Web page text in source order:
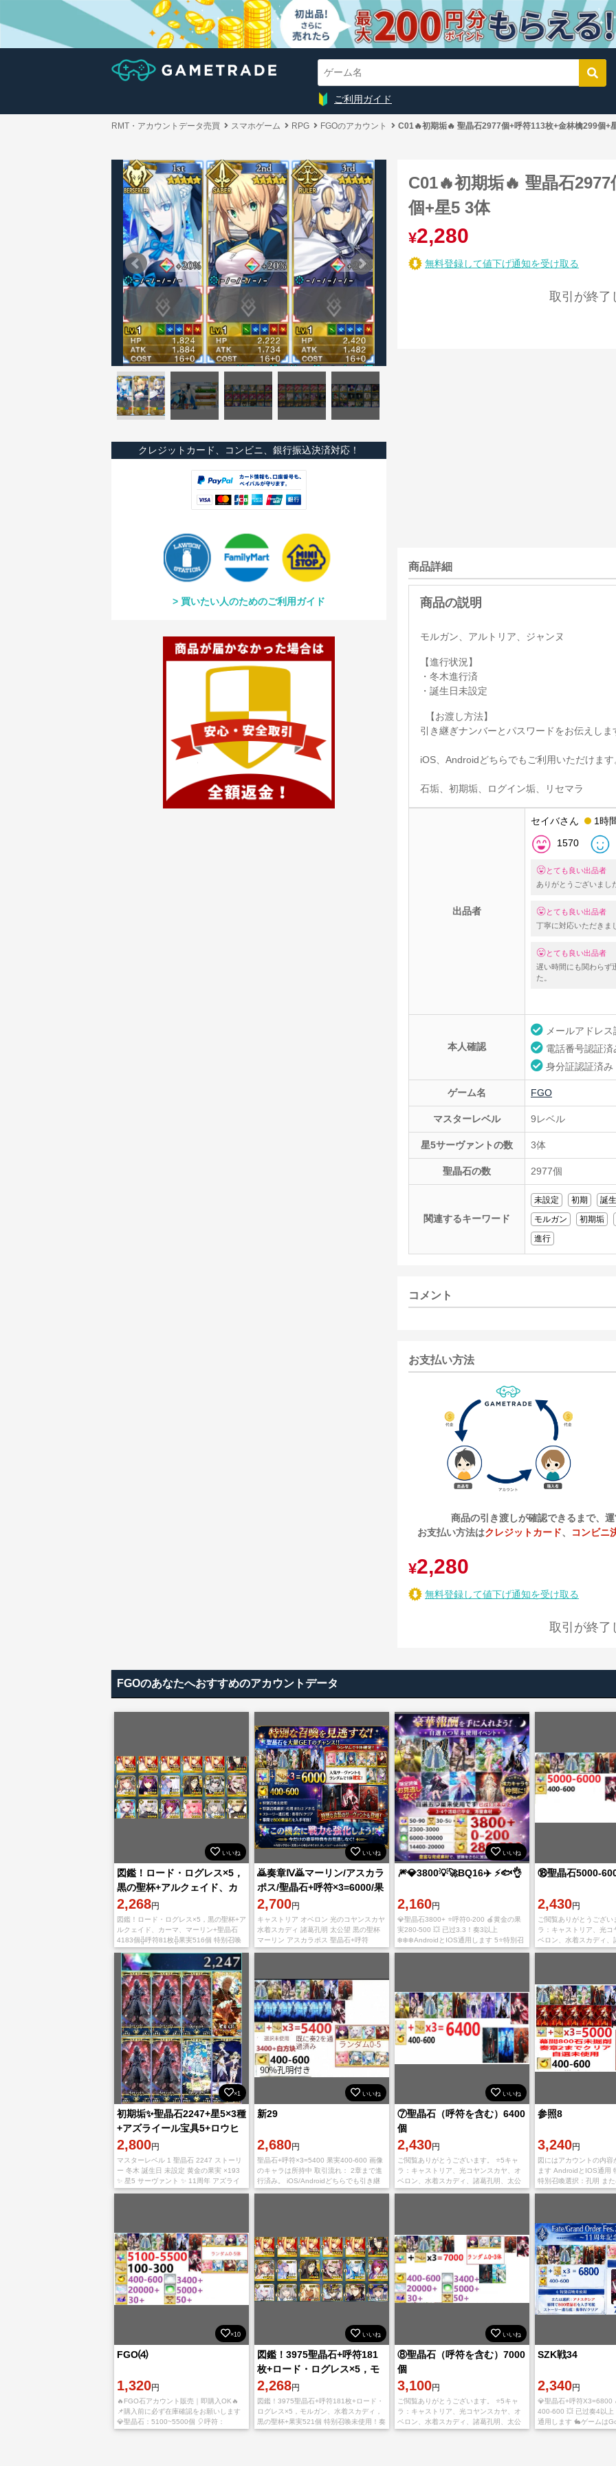
ご利用ガイド
RMT・アカウントデータ売買 スマホゲーム RPG FGOのアカウント C01🔥初期垢🔥 聖晶石2977個+呼符113枚+金林檎299個+
クレジットカード、コンビニ、銀行振込決済対応！
買いたい人のためのご利用ガイド
C01🔥初期垢🔥 聖晶石
個+星5 3体
¥2,280
無料登録して値下げ通知を受け取る
取引が終了
商品詳細
モルガン、アルトリア、ジャンヌ
【進行状況】
・冬木進行済
・誕生日未設定
【お渡し方法】
引き継ぎナンバーとパスワードをお伝えしま
iOS、Androidどちらでもご利用いただけます
石垢、初期垢、ログイン垢、リセマラ
出品者
セイバさん 1時
1570
とても良い出品者
ありがとうございまし
とても良い出品者
丁寧に対応いただきま
とても良い出品者
遅い時間にも関わらず
た。
本人確認
メールアドレ
電話番号認証済
身分証認証済み
ゲーム名 FGO
マスターレベル 9レベル
星5サーヴァントの数 3体
聖晶石の数 2977個
関連するキーワード
未設定 初期
誕
モルガン
初期垢
進行
コメント
お支払い方法
商品の引き渡しが確認できるまで、
お支払い方法はクレジットカード、 コンビニ
¥2,280
無料登録して値下げ通知を受け取る
取引が終了
FGOのあなたへおすすめのアカウントデータ
いいね
図鑑！ロード・ログレス×5，
黒の聖杯+アルクェイド、カ
ーマ、マーリン+聖晶石4183
個╬呼符81枚╬
2,268円
図鑑！ロード・ログレス×5，黒の聖杯+ア
ルクェイド、カーマ、マーリン+聖晶石
4183個╬呼符81枚╬果実516個 特别召唤
未使用！奏2！ まずゲームを再ダウンロ
ードしてください。 Google Play
いいね
🙇奏章Ⅳ🙇マーリン/アスカラ
ポス/聖晶石+呼符×3=6000/果
実：400-600❗️
2,700円
キャストリア オベロン 光のコヤンスカヤ
水着スカディ 諸葛孔明 太公望 黒の聖杯
マーリン アスカラポス 聖晶石+呼符
×3=6000/果実：400-600/ 🍀🍀🍀 正規店
いいね
🎆💎3800💡🚀BQ16✈️ ⚡🐟️👌
2,160円
💎聖晶石3800+ ⭐呼符0-200 🍎黄金の果
実280-500 💥 已过3.3！奏3以上
❄️❄️❄️AndroidとIOS通用します 5⭐特別召
喚未使用 🕊🕊🕊ゲームはGoogle Playス
⑱聖晶石5000-
2,430円
ご閲覧ありがとうござい
ラ：キャストリア、光コ
ベロン、水着スカディ、
望、ファンタズムーン、
×1
初期垢✨️聖晶石2247+星5×3種
+アズライール宝具5+ロウヒ
+魔道元帥
2,800円
マスターレベル 1 聖晶石 2247 ストーリ
ー 冬木 誕生日 未設定 黄金の果実 ×193
✨ 星5 サーヴァント ✨ 11周年 アズライ
ール 宝具5 ロウヒ ディオスクロイ
いいね
新29
2,680円
聖晶石+呼符×3=5400 果実400-600 画像
のキャラは所持中 取引流れ： 2章まで進
行済み。 iOS/Androidどちらでも引き継
ぎ可能。
いいね
⑦聖晶石（呼符を含む）6400
個
2,430円
ご閲覧ありがとうございます。 ⭐5キャ
ラ：キャストリア、光コヤンスカヤ、オ
ベロン、水着スカディ、諸葛孔明、太公
望、マーリン、スカサハスカディ、レデ
参照8
3,240円
図にはアカウントの内容
ます AndroidとIOS通用
特別召喚選択：孔明 ま
ゲームはGoogle Playス
×10
FGO⑷
1,320円
🔥FGO石アカウント販売｜即購入OK🔥
📌購入前に必ず在庫確認をお願いします
💎聖晶石：5100~5500個 🎈呼符：
100~300 🍎金のリンゴ：400~600個 📖
いいね
図鑑！3975聖晶石+呼符181
枚+ロード・ログレス×5，モ
ルガン、水着スカディ，黒の
聖杯+果実
2,268円
図鑑！3975聖晶石+呼符181枚+ロード・
ログレス×5，モルガン、水着スカディ，
黒の聖杯+果実521個 特别召唤未使用！奏
2！ まずゲームを再ダウンロードしてく
いいね
⑧聖晶石（呼符を含む）7000
個
3,100円
ご閲覧ありがとうございます。 ⭐5キャ
ラ：キャストリア、光コヤンスカヤ、オ
ベロン、水着スカディ、諸葛孔明、太公
望、アスカラポス、オルガマリー、ラン
SZK戦34
2,340円
💎聖晶石+呼符X3=6800
400-600 💥 已过奏4以
通用します 🐇ゲームは
アからダウンロードする